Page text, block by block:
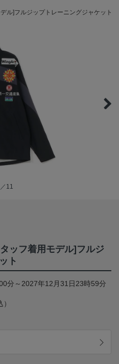
ル]フルジップトレーニングジャケット
11
ッフ着用モデル]フルジ
ト
分～2027年12月31日23時59分
）